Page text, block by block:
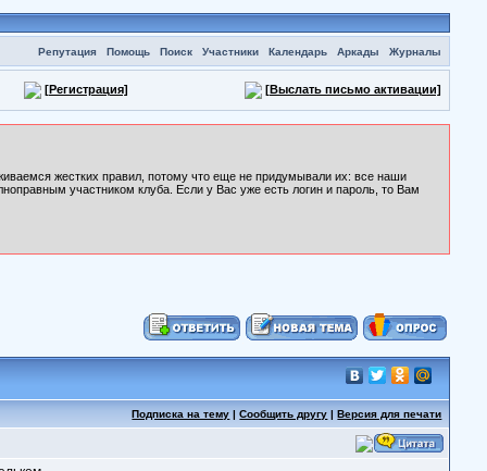
Репутация Помощь Поиск Участники Календарь Аркады Журналы
[Регистрация] [Выслать письмо активации]
жестких правил, потому что еще не придумывали их: все наши
участником клуба. Если у Вас уже есть логин и пароль, то Вам
Подписка на тему |Сообщить другу |Версия для печати